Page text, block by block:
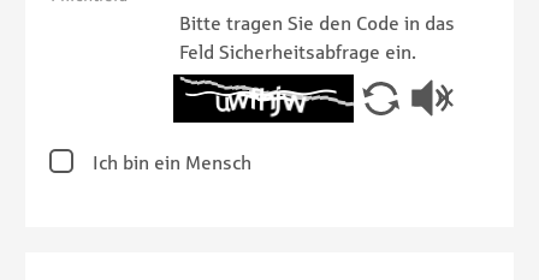
Bitte tragen Sie den Code in das
Feld Sicherheitsabfrage ein.
Ich bin ein Mensch